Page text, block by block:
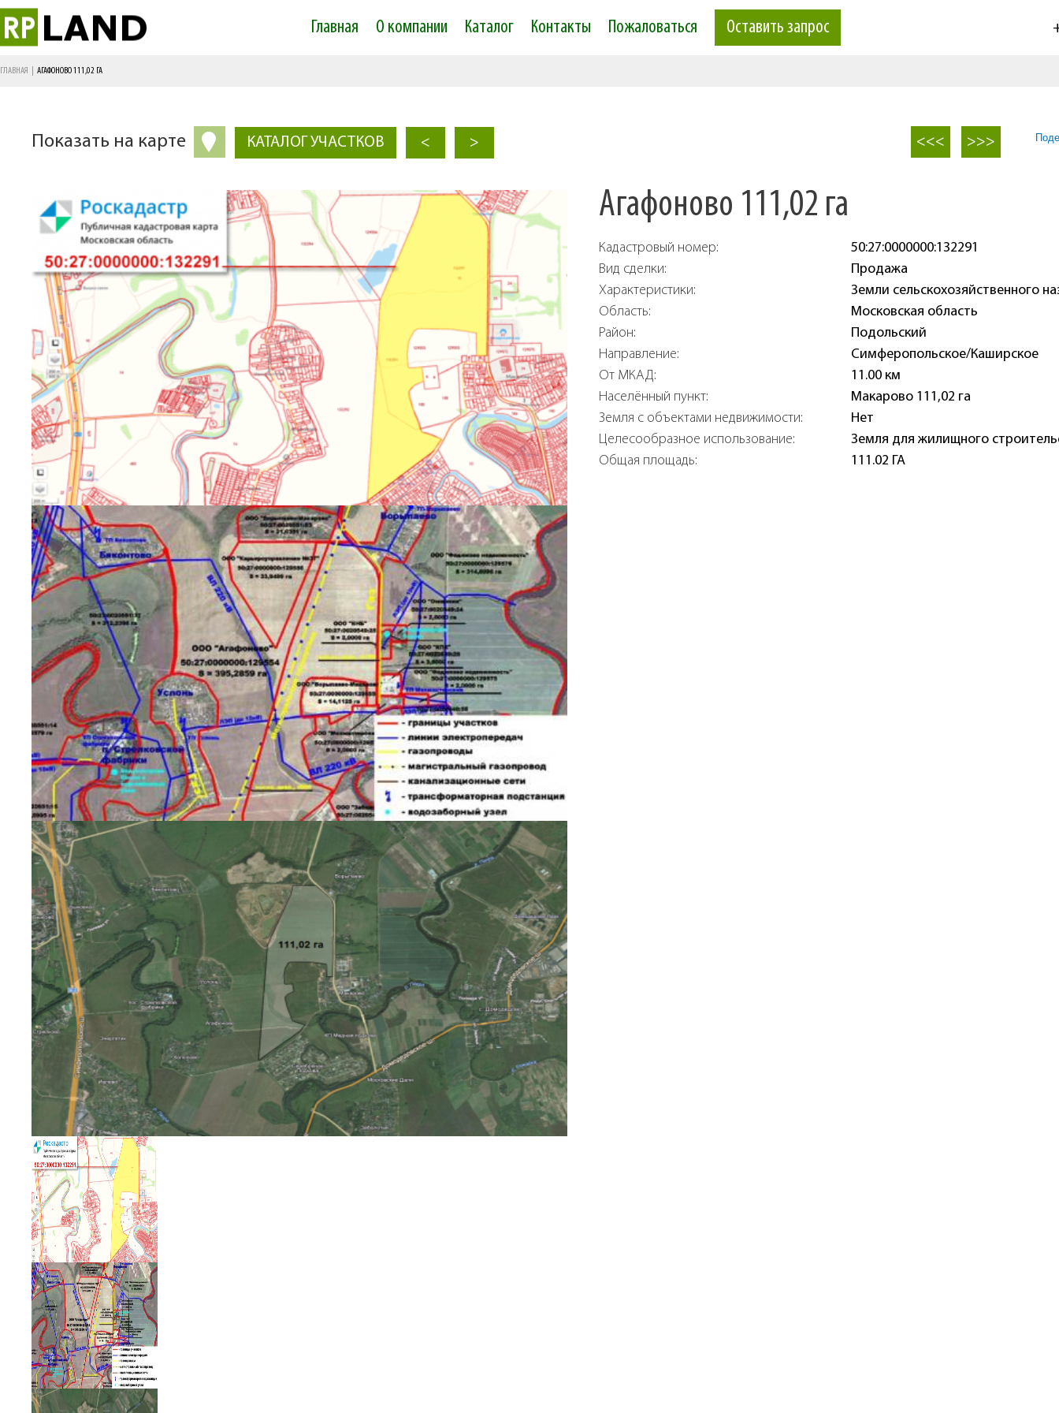
main
Main menu
Главная О компании Каталог Контакты Пожаловаться Оставить запрос
ГЛАВНАЯ АГАФОНОВО 111,02 ГА
Показать на карте КАТАЛОГ УЧАСТКОВ < > <<< >>>
Агафоново 111,02 га
Кадастровый номер:
50:27:0000000:132291
Вид сделки:
Продажа
Характеристики:
Земли сельскохозяйственного
Область:
Московская область
Район:
Подольский
Направление:
Симферопольское/Каширское
От МКАД:
11.00 км
Населённый пункт:
Макарово 111,02 га
Земля с объектами недвижимости:
Нет
Целесообразное использование:
Земля для жилищного
Общая площадь:
111.02 ГА